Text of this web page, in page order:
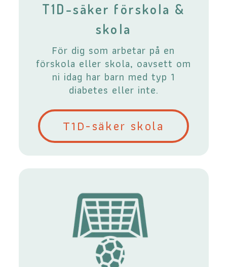
T1D-säker förskola &
skola
För dig som arbetar på en
förskola eller skola, oavsett om
ni idag har barn med typ 1
diabetes eller inte.
T1D-säker skola